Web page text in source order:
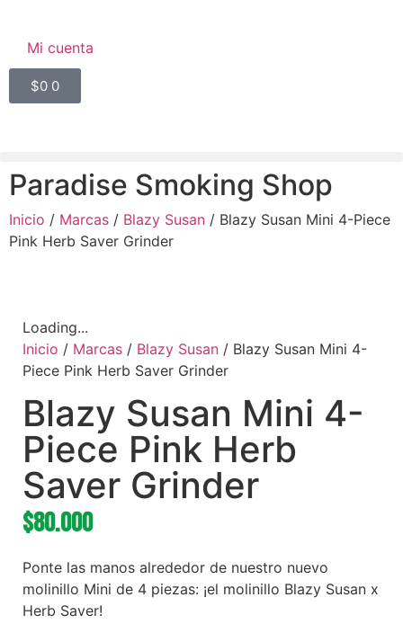
Mi cuenta
$0 0
Paradise Smoking Shop
Inicio / Marcas / Blazy Susan / Blazy Susan Mini 4-Piece
Pink Herb Saver Grinder
Loading...
Inicio / Marcas / Blazy Susan / Blazy Susan Mini 4-
Piece Pink Herb Saver Grinder
Blazy Susan Mini 4-
Piece Pink Herb
Saver Grinder
$80.000
Ponte las manos alrededor de nuestro nuevo
molinillo Mini de 4 piezas: ¡el molinillo Blazy Susan x
Herb Saver!